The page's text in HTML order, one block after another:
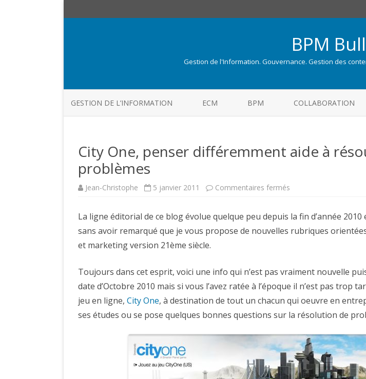
BPM
Gestion de l'Information. Gouvernance. Gestion des
to
GESTION DE L’INFORMATION ECM BPM COLLABORATION
City One, penser différemment aide à
problèmes
Jean-Christophe 5 janvier 2011 Commentaires fermés
différemment
aide
à
résoudre
La ligne éditorial de ce blog évolue quelque peu depuis la fin d’année 2010
sans avoir remarqué que je vous propose de nouvelles rubriques
et marketing version 21ème siècle.
Toujours dans cet esprit, voici une info qui n’est pas vraiment nouvelle
date d’Octobre 2010 mais si vous l’avez ratée à l’époque il n’est pas trop
jeu en ligne, City One, à destination de tout un chacun qui oeuvre en
ses études ou se pose quelques bonnes questions sur la résolution de